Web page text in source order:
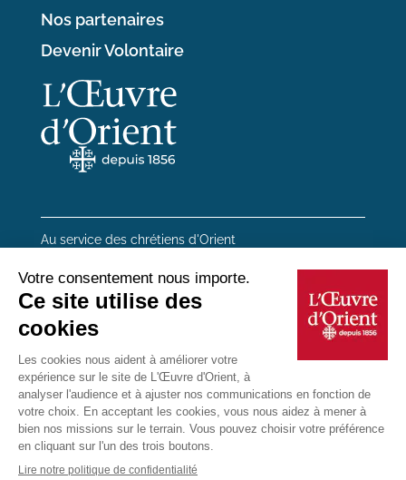
Nos partenaires
Devenir Volontaire
Au service des chrétiens d'Orient
20 rue du Regard 75006 Paris
01 45 48 54 46
Contactez-nous
Mentions Légales
Plan du site